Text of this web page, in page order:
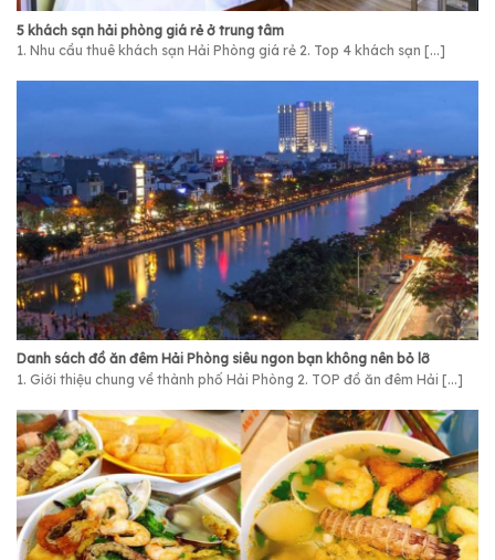
5 khách sạn hải phòng giá rẻ ở trung tâm
1. Nhu cầu thuê khách sạn Hải Phòng giá rẻ 2. Top 4 khách sạn [...]
Danh sách đồ ăn đêm Hải Phòng siêu ngon bạn không nên bỏ lỡ
1. Giới thiệu chung về thành phố Hải Phòng 2. TOP đồ ăn đêm Hải [...]